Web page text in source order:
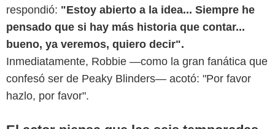
respondió: "Estoy abierto a la idea... Siempre he
pensado que si hay más historia que contar...
bueno, ya veremos, quiero decir".
Inmediatamente, Robbie —como la gran fanática que
confesó ser de Peaky Blinders— acotó: "Por favor
hazlo, por favor".
BBC